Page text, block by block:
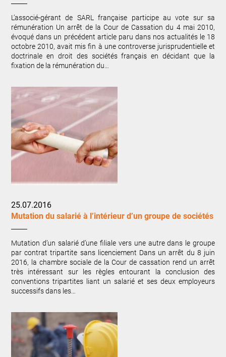
L’associé-gérant de SARL française participe au vote sur sa
rémunération Un arrêt de la Cour de Cassation du 4 mai 2010,
évoqué dans un précédent article paru dans nos actualités le 18
octobre 2010, avait mis fin à une controverse jurisprudentielle et
doctrinale en droit des sociétés français en décidant que la
fixation de la rémunération du…
25.07.2016
Mutation du salarié à l’intérieur d’un groupe de sociétés
Mutation d’un salarié d’une filiale vers une autre dans le groupe
par contrat tripartite sans licenciement Dans un arrêt du 8 juin
2016, la chambre sociale de la Cour de cassation rend un arrêt
très intéressant sur les règles entourant la conclusion des
conventions tripartites liant un salarié et ses deux employeurs
successifs dans les…